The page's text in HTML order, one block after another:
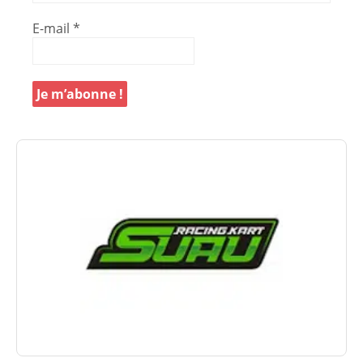
E-mail *